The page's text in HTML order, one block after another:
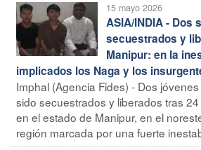
15 mayo 2026
ASIA/INDIA - Dos
secuestrados y
Manipur: en la
implicados los Naga y los
Imphal (Agencia Fides) - Dos
sido secuestrados y liberados tras
en el estado de Manipur, en el
región marcada por una fuerte